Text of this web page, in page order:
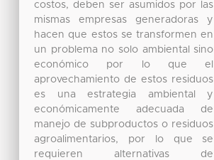
costos, deben ser asumidos por las
mismas empresas generadoras y
hacen que estos se transformen en
un problema no solo ambiental sino
económico por lo que el
aprovechamiento de estos residuos
es una estrategia ambiental y
económicamente adecuada de
manejo de subproductos o residuos
agroalimentarios, por lo que se
requieren alternativas de